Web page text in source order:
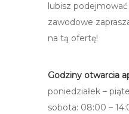
lubisz
zawodowe
na tą ofertę!
Godziny otwarcia
poniedziałek –
sobota: 08:00 –